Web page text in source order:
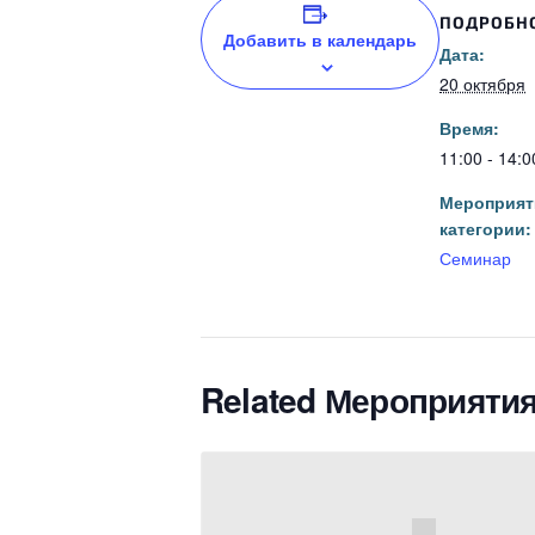
Добавить в календарь
Дата:
20 октября
Время:
11:00 -
категории:
Семинар
Related